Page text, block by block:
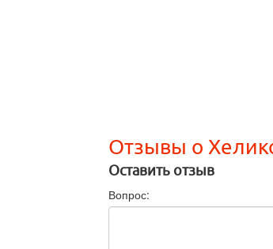
Отзывы о
Оставить отзыв
Вопрос: